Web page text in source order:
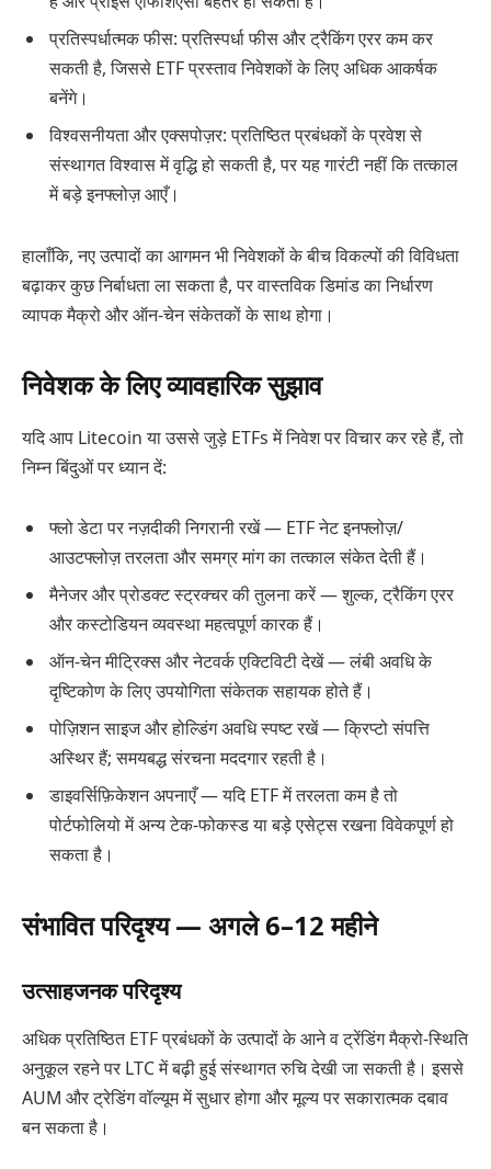
प्रतिस्पर्धात्मक फीस: प्रतिस्पर्धा फीस और ट्रैकिंग एरर कम कर
सकती है, जिससे ETF प्रस्ताव निवेशकों के लिए अधिक आकर्षक
बनेंगे।
विश्वसनीयता और एक्सपोज़र: प्रतिष्ठित प्रबंधकों के प्रवेश से
संस्थागत विश्वास में वृद्धि हो सकती है, पर यह गारंटी नहीं कि तत्काल
में बड़े इनफ्लोज़ आएँ।
हालाँकि, नए उत्पादों का आगमन भी निवेशकों के बीच विकल्पों की विविधता
बढ़ाकर कुछ निर्बाधता ला सकता है, पर वास्तविक डिमांड का निर्धारण
व्यापक मैक्रो और ऑन-चेन संकेतकों के साथ होगा।
निवेशक के लिए व्यावहारिक सुझाव
यदि आप Litecoin या उससे जुड़े ETFs में निवेश पर विचार कर रहे हैं, तो
निम्न बिंदुओं पर ध्यान दें:
फ्लो डेटा पर नज़दीकी निगरानी रखें — ETF नेट इनफ्लोज़/
आउटफ्लोज़ तरलता और समग्र मांग का तत्काल संकेत देती हैं।
मैनेजर और प्रोडक्ट स्ट्रक्चर की तुलना करें — शुल्क, ट्रैकिंग एरर
और कस्टोडियन व्यवस्था महत्वपूर्ण कारक हैं।
ऑन-चेन मीट्रिक्स और नेटवर्क एक्टिविटी देखें — लंबी अवधि के
दृष्टिकोण के लिए उपयोगिता संकेतक सहायक होते हैं।
पोज़िशन साइज और होल्डिंग अवधि स्पष्ट रखें — क्रिप्टो संपत्ति
अस्थिर हैं; समयबद्ध संरचना मददगार रहती है।
डाइवर्सिफ़िकेशन अपनाएँ — यदि ETF में तरलता कम है तो
पोर्टफोलियो में अन्य टेक-फोकस्ड या बड़े एसेट्स रखना विवेकपूर्ण हो
सकता है।
संभावित परिदृश्य — अगले 6–12 महीने
उत्साहजनक परिदृश्य
अधिक प्रतिष्ठित ETF प्रबंधकों के उत्पादों के आने व ट्रेंडिंग मैक्रो-स्थिति
अनुकूल रहने पर LTC में बढ़ी हुई संस्थागत रुचि देखी जा सकती है। इससे
AUM और ट्रेडिंग वॉल्यूम में सुधार होगा और मूल्य पर सकारात्मक दबाव
बन सकता है।